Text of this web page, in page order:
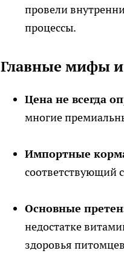
провели
процессы.
Главные мифы
Цена не всегда
многие
Импортные
соответствующий
Основные
недостатке
здоровья